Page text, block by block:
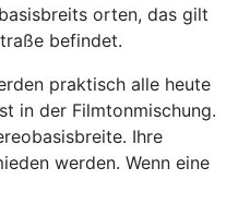
orten, das gilt
befindet.
praktisch alle heute
in der Filmtonmischung.
Ihre
werden. Wenn eine